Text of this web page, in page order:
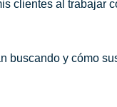
clientes al trabajar
buscando y cómo